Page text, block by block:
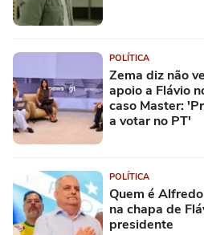
POLÍTICA
Zema diz não
apoio a Flávio
caso Master:
a votar no PT'
POLÍTICA
Quem é
na chapa de
presidente